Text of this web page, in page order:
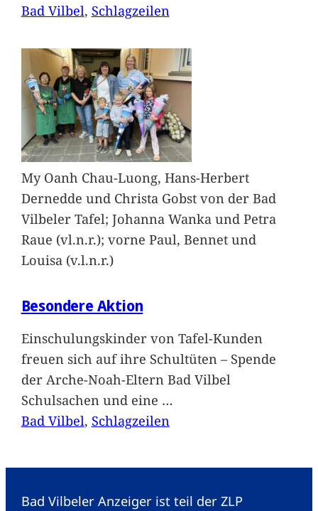
Bad Vilbel, Schlagzeilen
My Oanh Chau-Luong, Hans-Herbert
Dernedde und Christa Gobst von der Bad
Vilbeler Tafel; Johanna Wanka und Petra
Raue (vl.n.r.); vorne Paul, Bennet und
Louisa (v.l.n.r.)
Besondere Aktion
Einschulungskinder von Tafel-Kunden
freuen sich auf ihre Schultüten – Spende
der Arche-Noah-Eltern Bad Vilbel
Schulsachen und eine …
Bad Vilbel, Schlagzeilen
Bad Vilbeler Anzeiger ist teil der ZLP